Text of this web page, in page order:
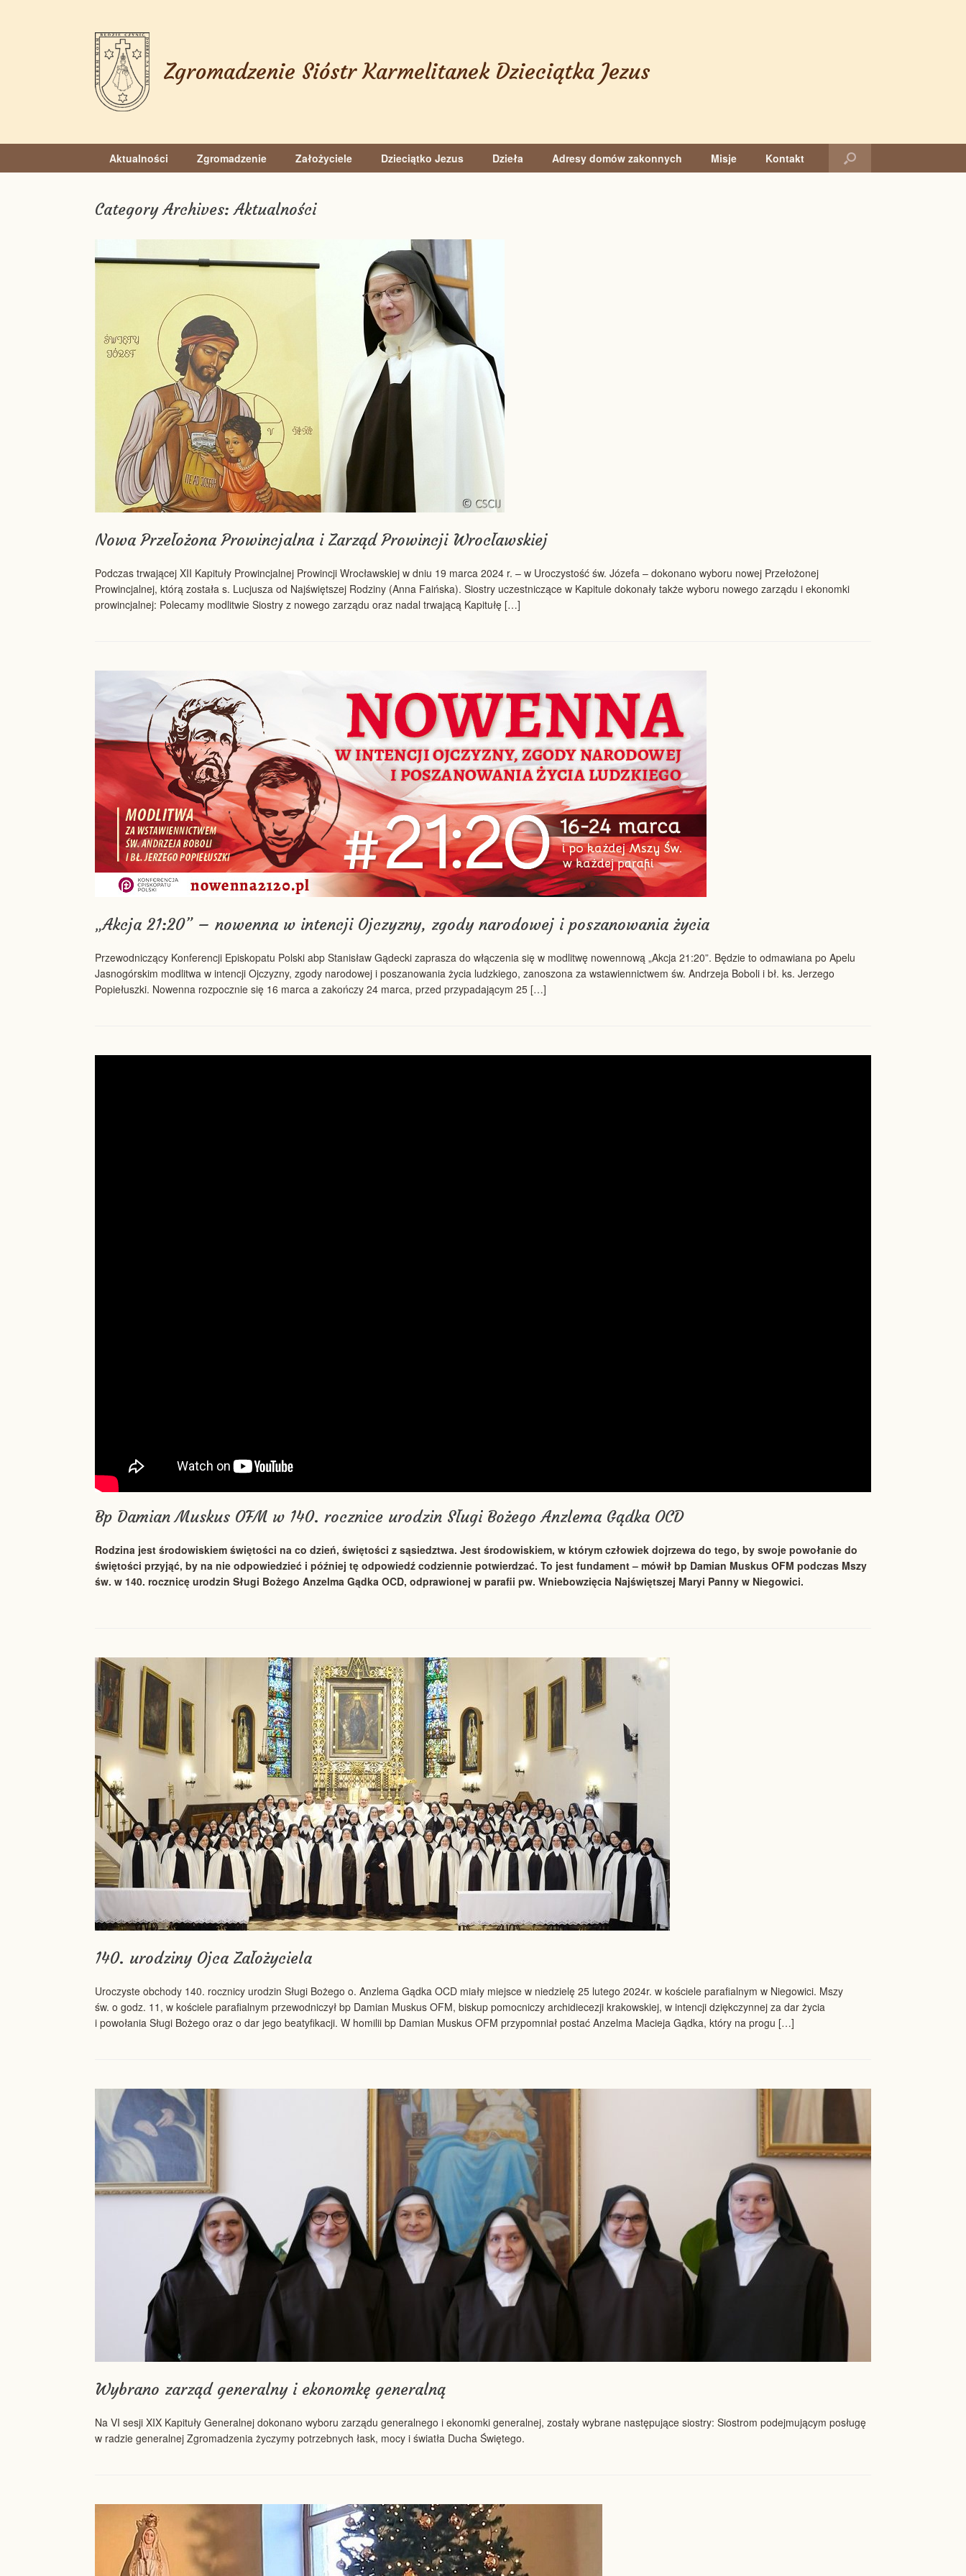
Zgromadzenie Sióstr Karmelitanek Dzieciątka Jezus
Aktualności Zgromadzenie Założyciele Dzieciątko Jezus Dzieła Adresy domów zakonnych Misje Kontakt
Category Archives:Aktualności
Nowa Przełożona Prowincjalna i Zarząd Prowincji Wrocławskiej
Podczas trwającej XII Kapituły Prowincjalnej Prowincji Wrocławskiej w dniu 19 marca 2024 r. – w Uroczystość św. Józefa – dokonano wyboru nowej Przełożonej
Prowincjalnej, którą została s. Lucjusza od Najświętszej Rodziny (Anna Faińska). Siostry uczestniczące w Kapitule dokonały także wyboru nowego zarządu i ekonomki
prowincjalnej: Polecamy modlitwie Siostry z nowego zarządu oraz nadal trwającą Kapitułę […]
„Akcja 21:20” – nowenna w intencji Ojczyzny, zgody narodowej i poszanowania życia
Przewodniczący Konferencji Episkopatu Polski abp Stanisław Gądecki zaprasza do włączenia się w modlitwę nowennową „Akcja 21:20”. Będzie to odmawiana po Apelu
Jasnogórskim modlitwa w intencji Ojczyzny, zgody narodowej i poszanowania życia ludzkiego, zanoszona za wstawiennictwem św. Andrzeja Boboli i bł. ks. Jerzego
Popiełuszki. Nowenna rozpocznie się 16 marca a zakończy 24 marca, przed przypadającym 25 […]
Bp Damian Muskus OFM w 140. rocznice urodzin Sługi Bożego Anzlema Gądka OCD
Rodzina jest środowiskiem świętości na co dzień, świętości z sąsiedztwa. Jest środowiskiem, w którym człowiek dojrzewa do tego, by swoje powołanie do
świętości przyjąć, by na nie odpowiedzieć i później tę odpowiedź codziennie potwierdzać. To jest fundament – mówił bp Damian Muskus OFM podczas Mszy
św. w 140. rocznicę urodzin Sługi Bożego Anzelma Gądka OCD, odprawionej w parafii pw. Wniebowzięcia Najświętszej Maryi Panny w Niegowici.
140. urodziny Ojca Założyciela
Uroczyste obchody 140. rocznicy urodzin Sługi Bożego o. Anzlema Gądka OCD miały miejsce w niedzielę 25 lutego 2024r. w kościele parafialnym w Niegowici. Mszy
św. o godz. 11, w kościele parafialnym przewodniczył bp Damian Muskus OFM, biskup pomocniczy archidiecezji krakowskiej, w intencji dziękczynnej za dar życia
i powołania Sługi Bożego oraz o dar jego beatyfikacji. W homilii bp Damian Muskus OFM przypomniał postać Anzelma Macieja Gądka, który na progu […]
Wybrano zarząd generalny i ekonomkę generalną
Na VI sesji XIX Kapituły Generalnej dokonano wyboru zarządu generalnego i ekonomki generalnej, zostały wybrane następujące siostry: Siostrom podejmującym posługę
w radzie generalnej Zgromadzenia życzymy potrzebnych łask, mocy i światła Ducha Świętego.